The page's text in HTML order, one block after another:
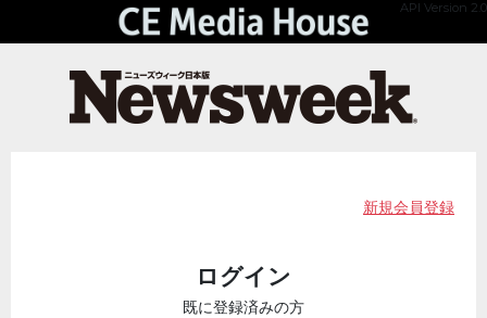
API Version 2.0
新規会員登録
ログイン
既に登録済みの方